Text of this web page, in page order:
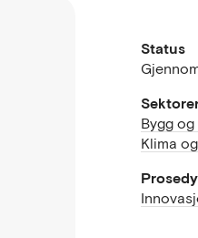
Status
Bygg
Klima